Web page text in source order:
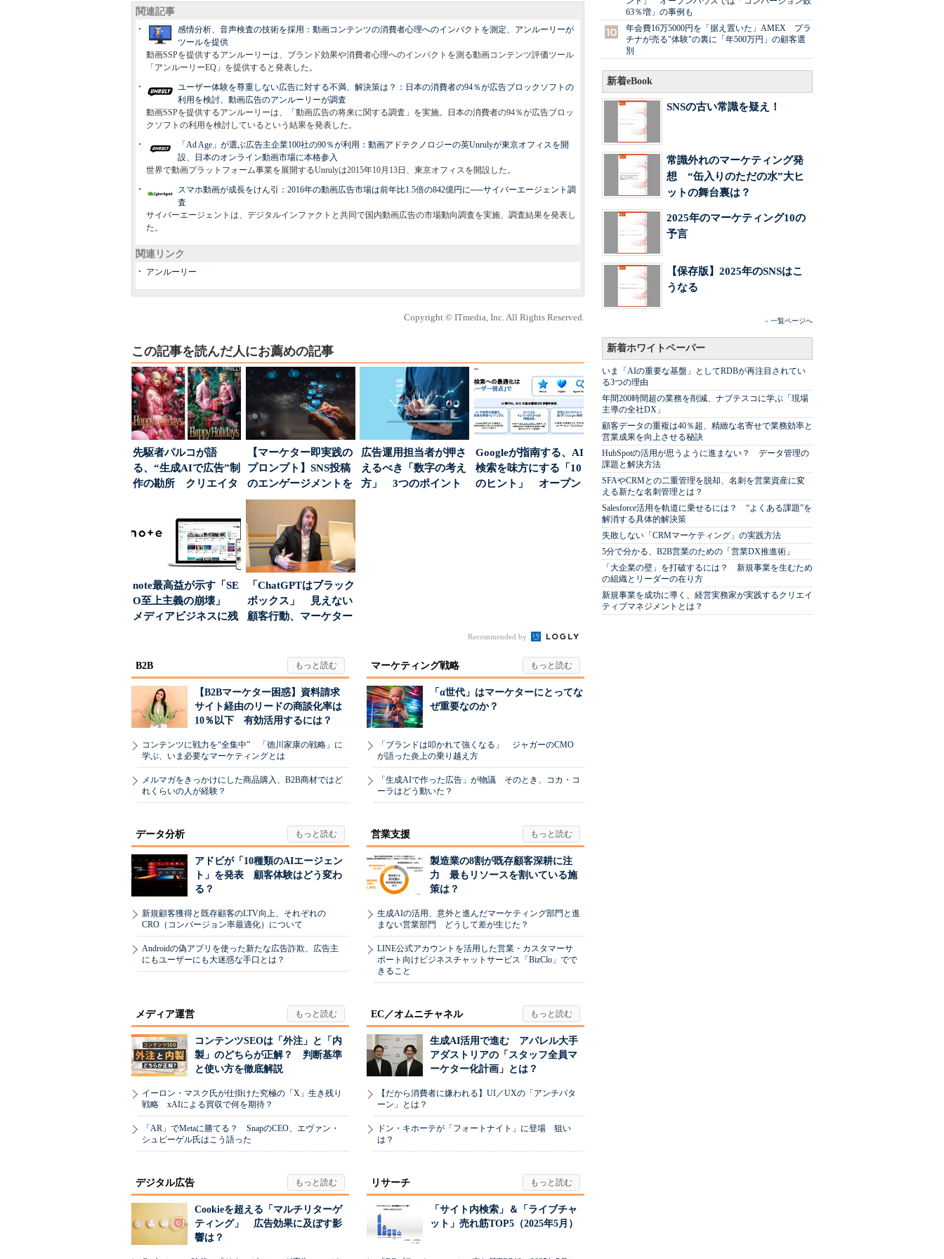
関連記事
感情分析、音声検査の技術を採用：動画コンテンツの消費者心理へのインパクトを測定、アンルーリーが
ツールを提供
動画SSPを提供するアンルーリーは、ブランド効果や消費者心理へのインパクトを測る動画コンテンツ評価ツール
「アンルーリーEQ」を提供すると発表した。
ユーザー体験を尊重しない広告に対する不満、解決策は？：日本の消費者の94％が広告ブロックソフトの
利用を検討、動画広告のアンルーリーが調査
動画SSPを提供するアンルーリーは、「動画広告の将来に関する調査」を実施。日本の消費者の94％が広告ブロッ
クソフトの利用を検討しているという結果を発表した。
「Ad Age」が選ぶ広告主企業100社の90％が利用：動画アドテクノロジーの英Unrulyが東京オフィスを開
設、日本のオンライン動画市場に本格参入
世界で動画プラットフォーム事業を展開するUnrulyは2015年10月13日、東京オフィスを開設した。
スマホ動画が成長をけん引：2016年の動画広告市場は前年比1.5倍の842億円に──サイバーエージェント調
査
サイバーエージェントは、デジタルインファクトと共同で国内動画広告の市場動向調査を実施、調査結果を発表し
た。
関連リンク
アンルーリー
Copyright © ITmedia, Inc. All Rights Reserved.
この記事を読んだ人にお薦めの記事
先駆者パルコが語
る、“生成AIで広告”制
作の勘所 クリエイタ
【マーケター即実践の
プロンプト】SNS投稿
のエンゲージメントを
高めるAI活用、ポ...
広告運用担当者が押さ
えるべき「数字の考え
方」 3つのポイント
Googleが指南する、AI
検索を味方にする「10
のヒント」 オープン
note最高益が示す「SE
O至上主義の崩壊」
メディアビジネスに残
「ChatGPTはブラック
ボックス」 見えない
顧客行動、マーケター
Recommended by
B2B
【B2Bマーケター困惑】資料請求
サイト経由のリードの商談化率は
10％以下 有効活用するには？
コンテンツに戦力を“全集中” 「徳川家康の戦略」に
学ぶ、いま必要なマーケティングとは
メルマガをきっかけにした商品購入、B2B商材ではど
れくらいの人が経験？
マーケティング戦略
「α世代」はマーケターにとってな
ぜ重要なのか？
「ブランドは叩かれて強くなる」 ジャガーのCMO
が語った炎上の乗り越え方
「生成AIで作った広告」が物議 そのとき、コカ・コ
ーラはどう動いた？
データ分析
アドビが「10種類のAIエージェン
ト」を発表 顧客体験はどう変わ
る？
新規顧客獲得と既存顧客のLTV向上、それぞれの
CRO（コンバージョン率最適化）について
Androidの偽アプリを使った新たな広告詐欺、広告主
にもユーザーにも大迷惑な手口とは？
営業支援
製造業の8割が既存顧客深耕に注
力 最もリソースを割いている施
策は？
生成AIの活用、意外と進んだマーケティング部門と進
まない営業部門 どうして差が生じた？
LINE公式アカウントを活用した営業・カスタマーサ
ポート向けビジネスチャットサービス「BizClo」でで
きること
メディア運営
コンテンツSEOは「外注」と「内
製」のどちらが正解？ 判断基準
と使い方を徹底解説
イーロン・マスク氏が仕掛けた究極の「X」生き残り
戦略 xAIによる買収で何を期待？
「AR」でMetaに勝てる？ SnapのCEO、エヴァン・
シュピーゲル氏はこう語った
EC／オムニチャネル
生成AI活用で進む アパレル大手
アダストリアの「スタッフ全員マ
ーケター化計画」とは？
【だから消費者に嫌われる】UI／UXの「アンチパタ
ーン」とは？
ドン・キホーテが「フォートナイト」に登場 狙い
は？
デジタル広告
Cookieを超える「マルチリターゲ
ティング」 広告効果に及ぼす影
響は？
リサーチ
「サイト内検索」＆「ライブチャ
ット」売れ筋TOP5（2025年5月）
63％増」の事例も
年会費16万5000円を「据え置いた」AMEX プラ
チナが売る"体験"の裏に「年500万円」の顧客選
別
新着eBook
SNSの古い常識を疑え！
常識外れのマーケティング発
想 “缶入りのただの水”大ヒ
ットの舞台裏は？
2025年のマーケティング10の
予言
【保存版】2025年のSNSはこ
うなる
» 一覧ページへ
新着ホワイトペーパー
いま「AIの重要な基盤」としてRDBが再注目されてい
る3つの理由
年間200時間超の業務を削減、ナブテスコに学ぶ「現場
主導の全社DX」
顧客データの重複は40％超、精緻な名寄せで業務効率と
営業成果を向上させる秘訣
HubSpotの活用が思うように進まない？ データ管理の
課題と解決方法
SFAやCRMとの二重管理を脱却、名刺を営業資産に変
える新たな名刺管理とは？
Salesforce活用を軌道に乗せるには？ “よくある課題”を
解消する具体的解決策
失敗しない「CRMマーケティング」の実践方法
5分で分かる、B2B営業のための「営業DX推進術」
「大企業の壁」を打破するには？ 新規事業を生むため
の組織とリーダーの在り方
新規事業を成功に導く、経営実務家が実践するクリエイ
ティブマネジメントとは？